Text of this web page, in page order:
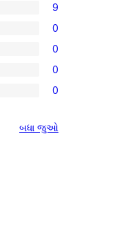
9
0
0
0
0
બધા સમીક્ષાઓ
જુઓ